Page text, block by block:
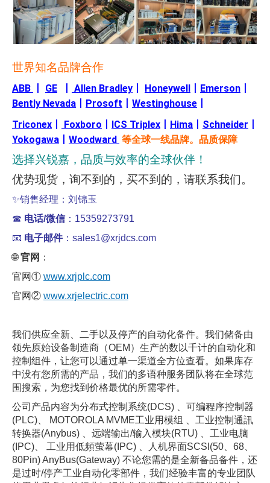
世界知名品牌合作
ABB GE Allen Bradley Honeywell Emerson
Bently Nevada
Prosoft Westinghouse
Triconex
Foxboro ICS Triplex Hima Schneider
Yokogawa
Woodward 等全球一线品牌。品质保障
选择兴锐嘉，品质与效率的全球伙伴！
优势现货，询不到的，买不到的，请联系我们。
✨销售经理：刘锦玉
☎ 电话/微信：15359273791
📧 电子邮件：sales1@xrjdcs.com
🌐官网 ：
官网① www.xrjplc.com
官网② www.xrjelectric.com
我们供应全新、二手以及停产的自动化备件。我们储备由
领先原始设备制造商（OEM）生产的数以千计的自动化和
控制组件，让您可以通过单一渠道全方位查看。如果库存
中没有您所需的产品，我们的多语种服务团队将在全球范
围搜索，为您找到价格最优的所需零件。
公司产品内容为分布式控制系统(DCS) 、可编程序控制器
(PLC)、 MOTOROLA MVME工业用模组 、工业控制通訊
转换器(Anybus) 、远端输出/输入模块(RTU) 、工业电脑
(IPC)、 工业用低頻萤幕(IPC) 、人机界面SCSI(50、68、
80Pin) AnyBus(Gateway) 不论您需的是全新备品备件，还
是过时/停产工业自动化零部件，我们经验丰富的专业团队